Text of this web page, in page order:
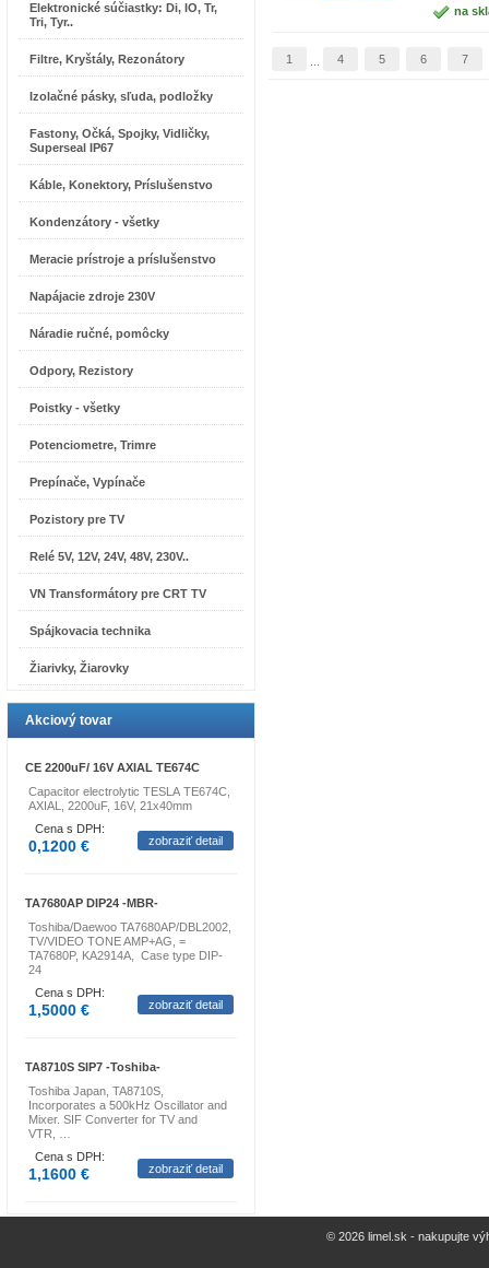
Elektronické súčiastky: Di, IO, Tr,
Tri, Tyr..
Filtre, Kryštály, Rezonátory
Izolačné pásky, sľuda, podložky
Fastony, Očká, Spojky, Vidličky,
Superseal IP67
Káble, Konektory, Príslušenstvo
Kondenzátory - všetky
Meracie prístroje a príslušenstvo
Napájacie zdroje 230V
Náradie ručné, pomôcky
Odpory, Rezistory
Poistky - všetky
Potenciometre, Trimre
Prepínače, Vypínače
Pozistory pre TV
Relé 5V, 12V, 24V, 48V, 230V..
VN Transformátory pre CRT TV
Spájkovacia technika
Žiarivky, Žiarovky
Akciový tovar
CE 2200uF/ 16V AXIAL TE674C
Capacitor electrolytic TESLA TE674C,
AXIAL, 2200uF, 16V, 21x40mm
Cena s DPH:
0,1200 € zobraziť detail
TA7680AP DIP24 -MBR-
Toshiba/Daewoo TA7680AP/DBL2002,
TV/VIDEO TONE AMP+AG, =
TA7680P, KA2914A, Case type DIP-
24
Cena s DPH:
1,5000 € zobraziť detail
TA8710S SIP7 -Toshiba-
Toshiba Japan, TA8710S,
Incorporates a 500kHz Oscillator and
Mixer. SIF Converter for TV and
VTR, …
Cena s DPH:
1,1600 € zobraziť detail
na
1 4 5 6 7
© 2026 limel.sk - nakupujte